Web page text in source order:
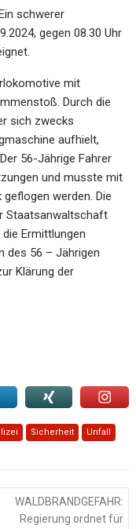
schwerer
gegen 08.30 Uhr
mit
Durch die
sich zwecks
aufhielt,
56-Jährige Fahrer
und musste mit
werden. Die
Staatsanwaltschaft
Ermittlungen
des 56 – Jährigen
Klärung der
Sicherheit Unfall
WALDBRANDGEFAHR:
Regierung ordnet für